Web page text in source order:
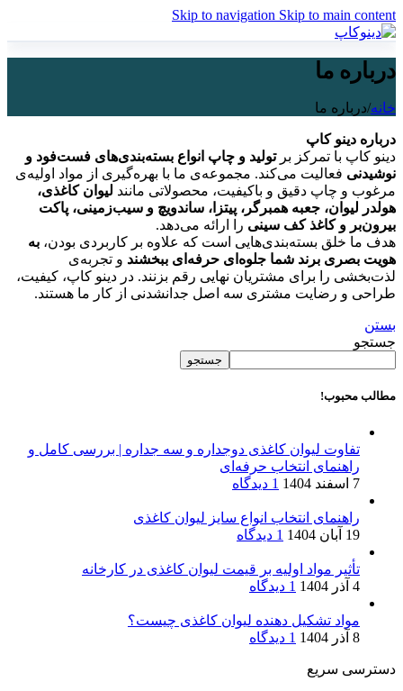
Skip to navigation Skip to main content
درباره ما
خانه/درباره ما
درباره دینو کاپ
دینو کاپ با تمرکز برتولید و چاپ انواع بسته‌بندی‌های فست‌فود و
نوشیدنی فعالیت می‌کند. مجموعه‌ی ما با بهره‌گیری از مواد اولیه‌ی
مرغوب و چاپ دقیق و باکیفیت، محصولاتی مانند لیوان کاغذی،
هولدر لیوان، جعبه همبرگر، پیتزا، ساندویچ و سیب‌زمینی، پاکت
بیرون‌بر و کاغذ کف سینی را ارائه می‌دهد.
هدف ما خلق بسته‌بندی‌هایی است که علاوه بر کاربردی بودن، به
هویت بصری برند شما جلوه‌ای حرفه‌ای ببخشند و تجربه‌ی
لذت‌بخشی را برای مشتریان نهایی رقم بزنند. در دینو کاپ، کیفیت،
طراحی و رضایت مشتری سه اصل جدانشدنی از کار ما هستند.
بستن
جستجو
جستجو
مطالب محبوب!
تفاوت لیوان کاغذی دوجداره و سه جداره | بررسی کامل و
راهنمای انتخاب حرفه‌ای
7 اسفند 1404
1 دیدگاه
راهنمای انتخاب انواع سایز لیوان کاغذی
19 آبان 1404
1 دیدگاه
تأثیر مواد اولیه بر قیمت لیوان کاغذی در کارخانه
4 آذر 1404
1 دیدگاه
مواد تشکیل دهنده لیوان کاغذی چیست؟
8 آذر 1404
1 دیدگاه
دسترسی سریع